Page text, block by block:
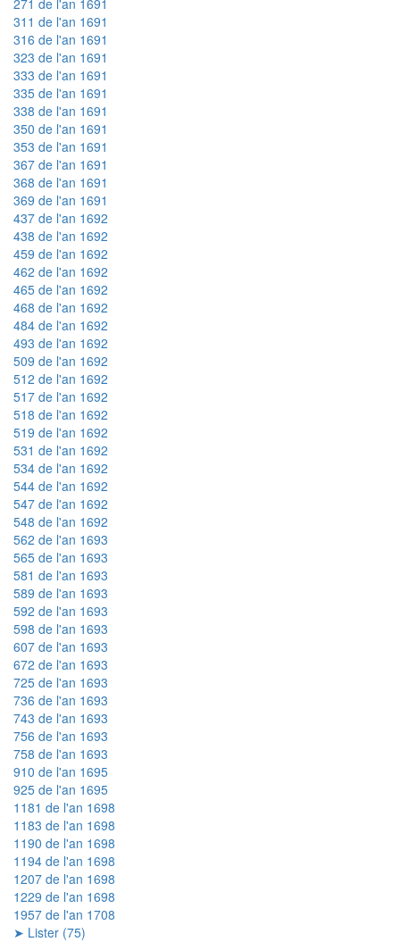
311 de l'an 1691
316 de l'an 1691
323 de l'an 1691
333 de l'an 1691
335 de l'an 1691
338 de l'an 1691
350 de l'an 1691
353 de l'an 1691
367 de l'an 1691
368 de l'an 1691
369 de l'an 1691
437 de l'an 1692
438 de l'an 1692
459 de l'an 1692
462 de l'an 1692
465 de l'an 1692
468 de l'an 1692
484 de l'an 1692
493 de l'an 1692
509 de l'an 1692
512 de l'an 1692
517 de l'an 1692
518 de l'an 1692
519 de l'an 1692
531 de l'an 1692
534 de l'an 1692
544 de l'an 1692
547 de l'an 1692
548 de l'an 1692
562 de l'an 1693
565 de l'an 1693
581 de l'an 1693
589 de l'an 1693
592 de l'an 1693
598 de l'an 1693
607 de l'an 1693
672 de l'an 1693
725 de l'an 1693
736 de l'an 1693
743 de l'an 1693
756 de l'an 1693
758 de l'an 1693
910 de l'an 1695
925 de l'an 1695
1181 de l'an 1698
1183 de l'an 1698
1190 de l'an 1698
1194 de l'an 1698
1207 de l'an 1698
1229 de l'an 1698
1957 de l'an 1708
➤ Lister (75)